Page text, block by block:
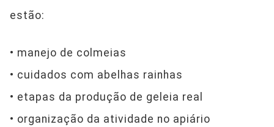
estão:
• manejo de colmeias
• cuidados com abelhas rainhas
• etapas da produção de geleia real
• organização da atividade no apiário